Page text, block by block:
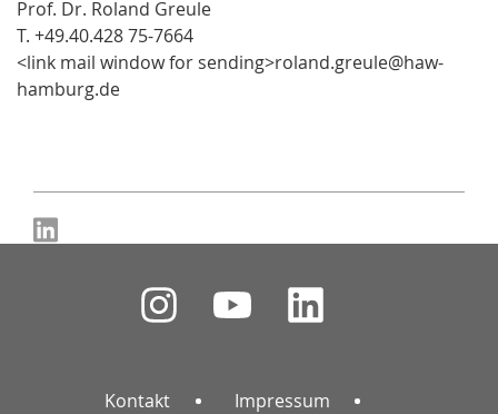
Prof. Dr. Roland Greule
T. +49.40.428 75-7664
<link mail window for sending>roland.greule@haw-
hamburg.de
Kontakt Impressum